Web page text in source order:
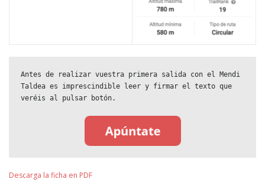
Antes de realizar vuestra primera salida con el Mendi
Taldea es imprescindible leer y firmar el texto que
veréis al pulsar botón.
Descarga la ficha en PDF